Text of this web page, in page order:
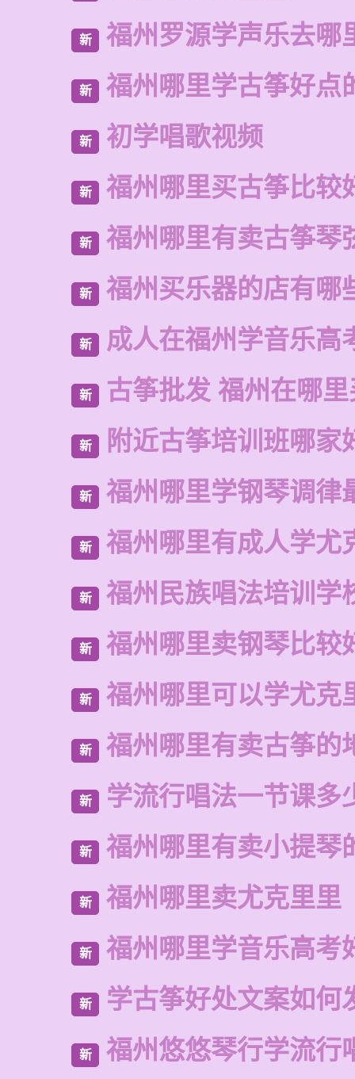
新 福州罗源学声乐去哪
新 福州哪里学古筝好点
新 初学唱歌视频
新 福州哪里买古筝比较
新 福州哪里有卖古筝琴
新 福州买乐器的店有哪
新 成人在福州学音乐高
新 古筝批发 福州在哪
新 附近古筝培训班哪家
新 福州哪里学钢琴调律
新 福州哪里有成人学尤
新 福州民族唱法培训学
新 福州哪里卖钢琴比较
新 福州哪里可以学尤克
新 福州哪里有卖古筝的
新 学流行唱法一节课多
新 福州哪里有卖小提琴
新 福州哪里卖尤克里里
新 福州哪里学音乐高考
新 学古筝好处文案如何
新 福州悠悠琴行学流行